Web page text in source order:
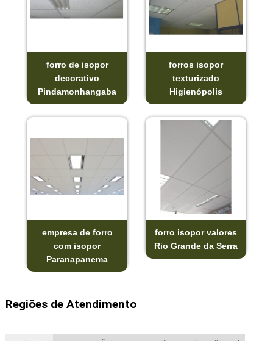
forro de isopor
decorativo
Pindamonhangaba
forros isopor
texturizado
Higienópolis
empresa de forro
com isopor
Paranapanema
forro isopor valores
Rio Grande da Serra
Regiões de Atendimento